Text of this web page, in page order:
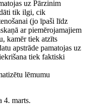
uz Pārzinim
tik ilgi, cik
(jo īpaši līdz
ar piemērojamajiem
kamēr tiek atzīts
apstrāde pamatojas uz
tiek faktiski
lēmumu
4. marts.